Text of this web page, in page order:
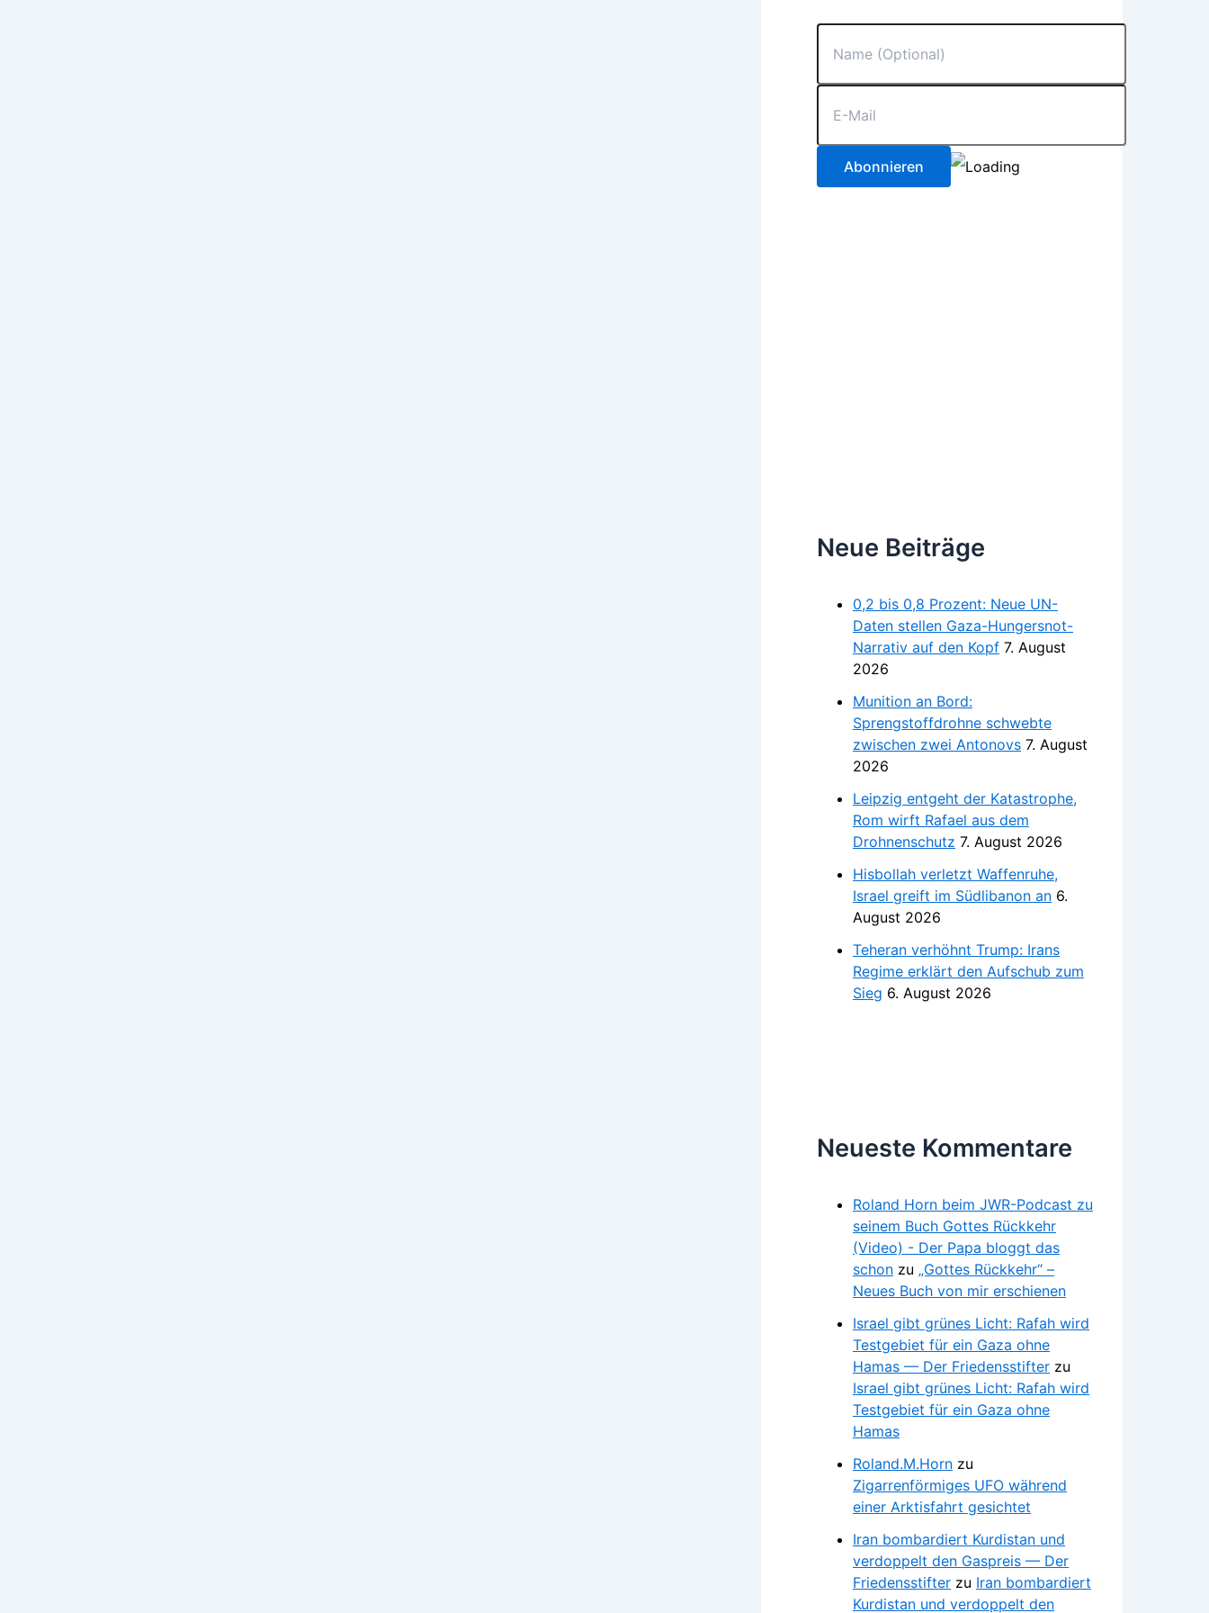
Neue Beiträge
0,2 bis 0,8 Prozent: Neue UN-
Daten stellen Gaza-Hungersnot-
Narrativ auf den Kopf 7. August
2026
Munition an Bord:
Sprengstoffdrohne schwebte
zwischen zwei Antonovs 7. August
2026
Leipzig entgeht der Katastrophe,
Rom wirft Rafael aus dem
Drohnenschutz 7. August 2026
Hisbollah verletzt Waffenruhe,
Israel greift im Südlibanon an 6.
August 2026
Teheran verhöhnt Trump: Irans
Regime erklärt den Aufschub zum
Sieg 6. August 2026
Neueste Kommentare
Roland Horn beim JWR-Podcast zu
seinem Buch Gottes Rückkehr
(Video) - Der Papa bloggt das
schon zu „Gottes Rückkehr“ –
Neues Buch von mir erschienen
Israel gibt grünes Licht: Rafah wird
Testgebiet für ein Gaza ohne
Hamas — Der Friedensstifter zu
Israel gibt grünes Licht: Rafah wird
Testgebiet für ein Gaza ohne
Hamas
Roland.M.Horn zu
Zigarrenförmiges UFO während
einer Arktisfahrt gesichtet
Iran bombardiert Kurdistan und
verdoppelt den Gaspreis — Der
Friedensstifter zu Iran bombardiert
Kurdistan und verdoppelt den